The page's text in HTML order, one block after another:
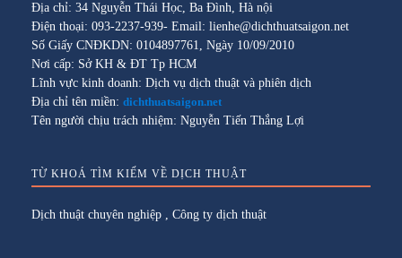
Địa chỉ: 34 Nguyễn Thái Học, Ba Đình, Hà nội
Điện thoại: 093-2237-939- Email: lienhe@dichthuatsaigon.net
Số Giấy CNĐKDN: 0104897761, Ngày 10/09/2010
Nơi cấp: Sở KH & ĐT Tp HCM
Lĩnh vực kinh doanh: Dịch vụ dịch thuật và phiên dịch
Địa chỉ tên miền: dichthuatsaigon.net
Tên người chịu trách nhiệm: Nguyễn Tiến Thắng Lợi
TỪ KHOÁ TÌM KIẾM VỀ DỊCH THUẬT
Dịch thuật chuyên nghiệp , Công ty dịch thuật